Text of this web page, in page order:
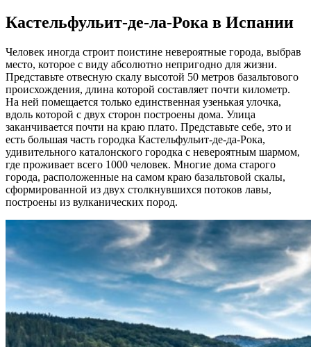
Кастельфульит-де-ла-Рока в Испании
Человек иногда строит поистине невероятные города, выбрав
место, которое с виду абсолютно непригодно для жизни.
Представьте отвесную скалу высотой 50 метров базальтового
происхождения, длина которой составляет почти километр.
На ней помещается только единственная узенькая улочка,
вдоль которой с двух сторон построены дома. Улица
заканчивается почти на краю плато. Представьте себе, это и
есть большая часть городка Кастельфульит-де-да-Рока,
удивительного каталонского городка с невероятным шармом,
где проживает всего 1000 человек. Многие дома старого
города, расположенные на самом краю базальтовой скалы,
сформированной из двух столкнувшихся потоков лавы,
построены из вулканических пород.